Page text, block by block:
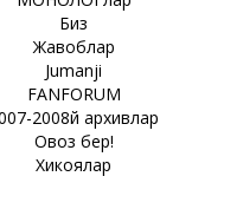
Биз
Жавоблар
Jumanji
FANFORUM
2008й архивлар
Овоз бер!
Хикоялар